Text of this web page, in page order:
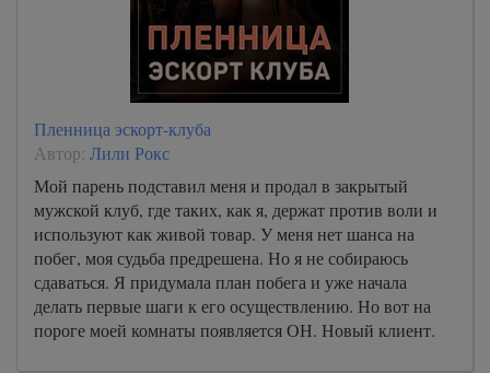
Пленница эскорт-клуба
Автор: Лили Рокс
Мой парень подставил меня и продал в закрытый
мужской клуб, где таких, как я, держат против воли и
используют как живой товар. У меня нет шанса на
побег, моя судьба предрешена. Но я не собираюсь
сдаваться. Я придумала план побега и уже начала
делать первые шаги к его осуществлению. Но вот на
пороге моей комнаты появляется ОН. Новый клиент.